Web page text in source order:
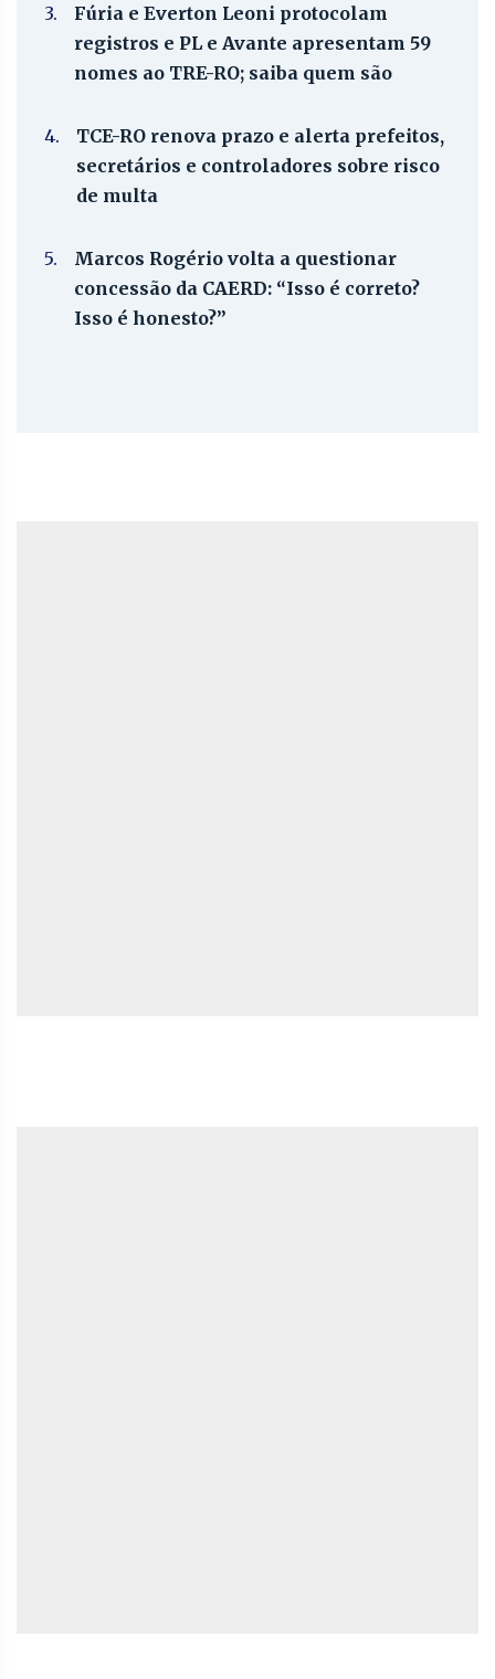
3.
Fúria e Everton Leoni protocolam
registros e PL e Avante apresentam 59
nomes ao TRE-RO; saiba quem são
4.
TCE-RO renova prazo e alerta prefeitos,
secretários e controladores sobre risco
de multa
5.
Marcos Rogério volta a questionar
concessão da CAERD: “Isso é correto?
Isso é honesto?”